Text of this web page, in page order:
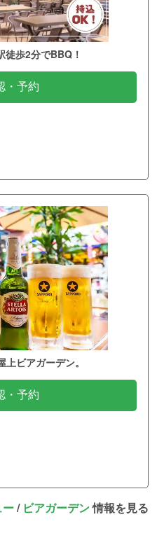
歩2分でBBQ！
・予約
ビアガーデン。
・予約
ー/ ビアガーデン情報を見る